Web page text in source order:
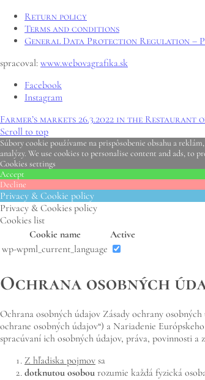
Return policy
Terms and conditions
General Data Protection Regulation –
spracoval: www.webovagrafika.sk
Facebook
Instagram
Farmer’s markets 26.3.2022 in the
Scroll to top
Súbory cookie používame na prispôsobenie obsahu a
analýzy. We use cookies to personalise content and ads,
Cookies settings
Accept
Decline
Privacy & Cookie policy
Privacy & Cookies policy
Cookies list
Cookie name
Active
wp-wpml_current_language
Ochrana osobných
Ochrana osobných údajov Zásady ochrany osobných
ochrane osobných údajov“) a Nariadenie
spracúvaní ich osobných údajov, práva, povinnosti
Z hľadiska pojmov sa
dotknutou osobou rozumie každá fyzická